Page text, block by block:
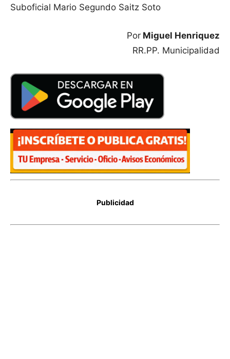
Suboficial Mario Segundo Saitz Soto
Por Miguel Henriquez
RR.PP. Municipalidad
Publicidad